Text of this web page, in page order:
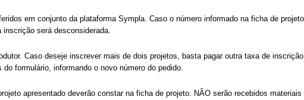
em conjunto da plataforma Sympla. Caso o número informado na ficha de projeto
será desconsiderada.
Caso deseje inscrever mais de dois projetos, basta pagar outra taxa de
formulário, informando o novo número do pedido.
apresentado deverão constar na ficha de projeto. NÃO serão recebidos materiais